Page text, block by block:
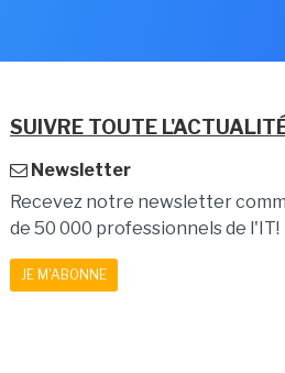
SUIVRE TOUTE
Newsletter
Recevez notre newsletter
de 50 000 professionnels de l'IT!
JE M'ABONNE